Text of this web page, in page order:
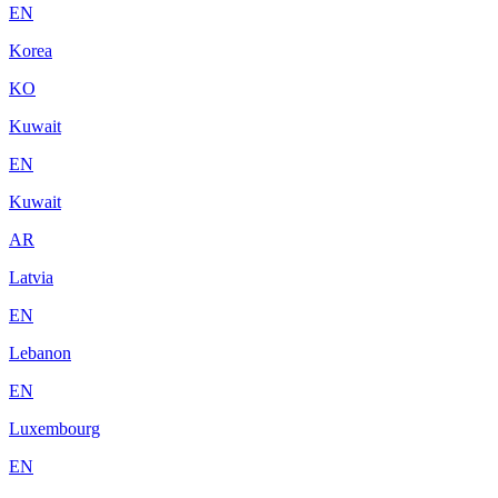
EN
Korea
KO
Kuwait
EN
Kuwait
AR
Latvia
EN
Lebanon
EN
Luxembourg
EN